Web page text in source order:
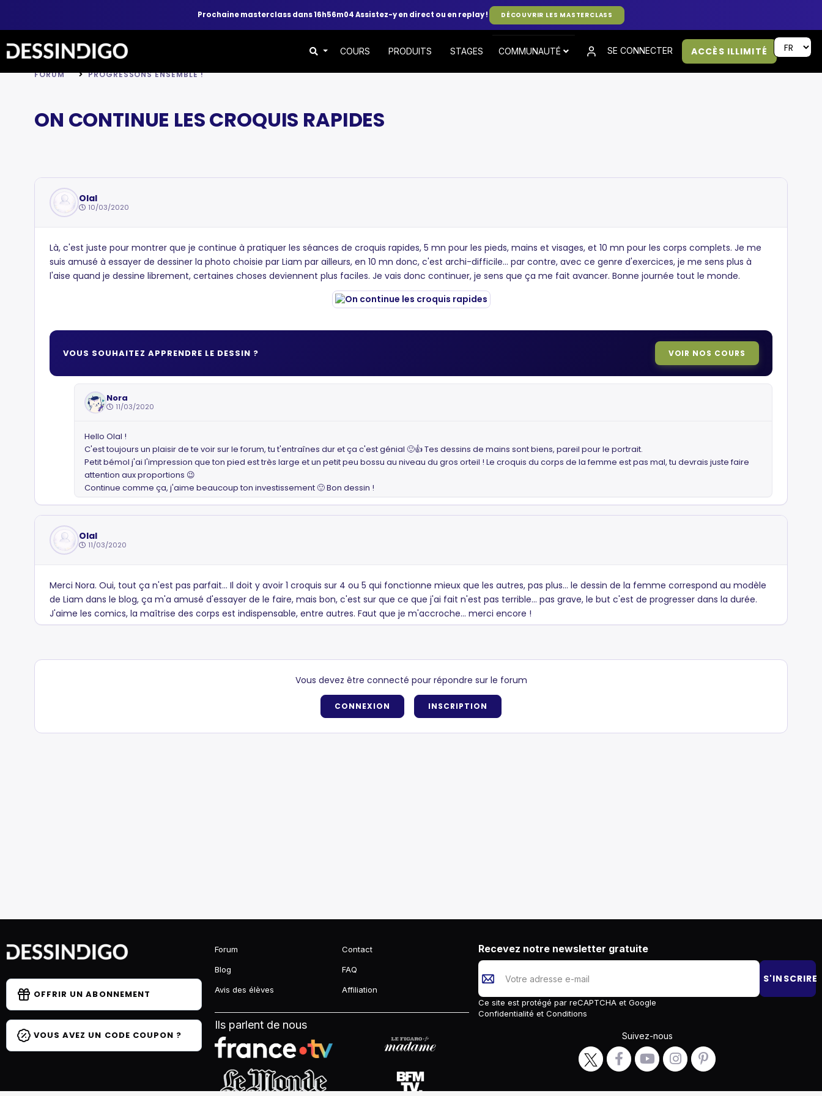
Prochaine masterclass dans 16h56m04Assistez-y en direct ou en replay ! DÉCOUVRIR LES MASTERCLASS
COURS PRODUITS STAGES COMMUNAUTÉ SE CONNECTER ACCÈS ILLIMITÉ
FORUM PROGRESSONS ENSEMBLE !
ON CONTINUE LES CROQUIS RAPIDES
Olal
10/03/2020
Là, c'est juste pour montrer que je continue à pratiquer les séances de croquis rapides, 5 mn pour les pieds, mains et visages, et 10 mn pour les corps complets. Je me
suis amusé à essayer de dessiner la photo choisie par Liam par ailleurs, en 10 mn donc, c'est archi-difficile... par contre, avec ce genre d'exercices, je me sens plus à
l'aise quand je dessine librement, certaines choses deviennent plus faciles. Je vais donc continuer, je sens que ça me fait avancer. Bonne journée tout le monde.
VOUS SOUHAITEZ APPRENDRE LE DESSIN ? VOIR NOS COURS
Nora
11/03/2020
Hello Olal !
C'est toujours un plaisir de te voir sur le forum, tu t'entraînes dur et ça c'est génial 🙂👍 Tes dessins de mains sont biens, pareil pour le portrait.
Petit bémol j'ai l'impression que ton pied est très large et un petit peu bossu au niveau du gros orteil ! Le croquis du corps de la femme est pas mal, tu devrais juste faire
attention aux proportions 😉
Continue comme ça, j'aime beaucoup ton investissement 🙂 Bon dessin !
Olal
11/03/2020
Merci Nora. Oui, tout ça n'est pas parfait... Il doit y avoir 1 croquis sur 4 ou 5 qui fonctionne mieux que les autres, pas plus... le dessin de la femme correspond au modèle
de Liam dans le blog, ça m'a amusé d'essayer de le faire, mais bon, c'est sur que ce que j'ai fait n'est pas terrible... pas grave, le but c'est de progresser dans la durée.
J'aime les comics, la maîtrise des corps est indispensable, entre autres. Faut que je m'accroche... merci encore !
Vous devez être connecté pour répondre sur le forum
CONNEXION INSCRIPTION
OFFRIR UN ABONNEMENT
VOUS AVEZ UN CODE COUPON ?
Forum
Blog
Avis des élèves
Contact
FAQ
Affiliation
Ils parlent de nous
Recevez notre newsletter gratuite
S'INSCRIRE
Ce site est protégé par reCAPTCHA et Google
Confidentialitéet Conditions
Suivez-nous